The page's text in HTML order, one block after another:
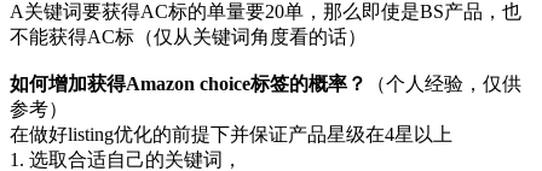
A关键词要获得AC标的单量要20单，那么即使是BS产品，也
不能获得AC标（仅从关键词角度看的话）
如何增加获得Amazon choice标签的概率？
（个人经验，仅供
参考）
在做好listing优化的前提下并保证产品星级在4星以上
1. 选取合适自己的关键词，